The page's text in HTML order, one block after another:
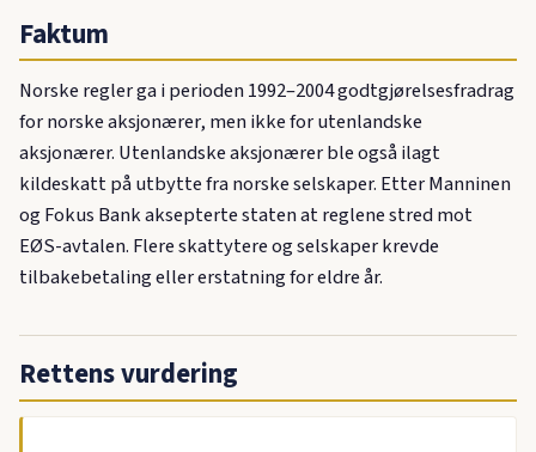
Faktum
Norske regler ga i perioden 1992–2004 godtgjørelsesfradrag
for norske aksjonærer, men ikke for utenlandske
aksjonærer. Utenlandske aksjonærer ble også ilagt
kildeskatt på utbytte fra norske selskaper. Etter Manninen
og Fokus Bank aksepterte staten at reglene stred mot
EØS-avtalen. Flere skattytere og selskaper krevde
tilbakebetaling eller erstatning for eldre år.
Rettens vurdering